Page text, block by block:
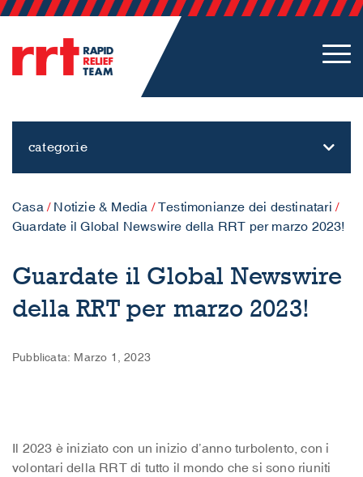
categorie
Casa/ Notizie & Media /Testimonianze dei destinatari /
Guardate il Global Newswire della RRT per marzo 2023!
Guardate il Global Newswire
della RRT per marzo 2023!
Pubblicata: Marzo 1, 2023
Il 2023 è iniziato con un inizio d’anno turbolento, con i
volontari della RRT di tutto il mondo che si sono riuniti